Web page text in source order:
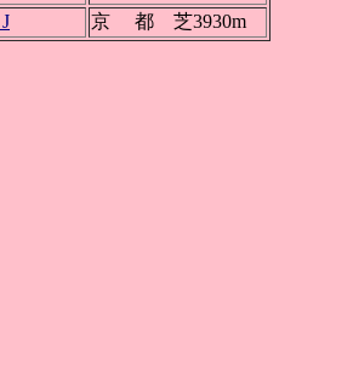
京 都 芝3930m